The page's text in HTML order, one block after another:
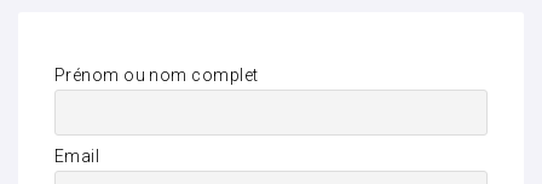
Prénom ou nom complet
Email